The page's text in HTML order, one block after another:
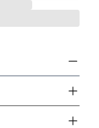
inkl.